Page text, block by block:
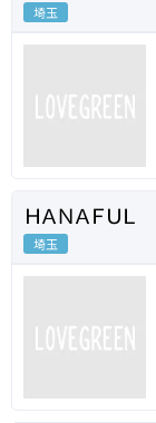
埼玉
ＨＡＮＡＦＵＬ
埼玉